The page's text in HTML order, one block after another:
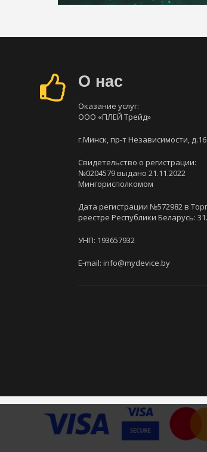
О нас
Оказание услуг:
ООО «ПЛЕЙ Трейд»
г.Минск, пр-т Независимости,
Свидетельство о регистрации:
№0204579 выдано 21.11.2022
Мингорисполкомом
Дата регистрации №572982 в
реестре Республики Беларусь:
УНП: 193657932
E-mail: info@mydevice.by